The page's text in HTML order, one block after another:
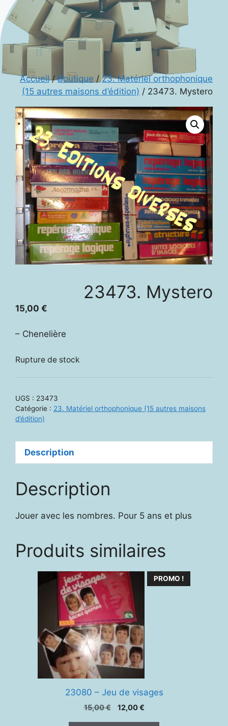
Accueil/Boutique /23. Matériel orthophonique
(15 autres maisons d’édition) / 23473. Mystero
23473. Mystero
15,00 €
– Chenelière
Rupture de stock
UGS : 23473
Catégorie : 23. Matériel orthophonique (15 autres maisons
d’édition)
Description
Description
Jouer avec les nombres. Pour 5 ans et plus
Produits similaires
PROMO !
23080 – Jeu de visages
15,00€
Le
12,00€Le